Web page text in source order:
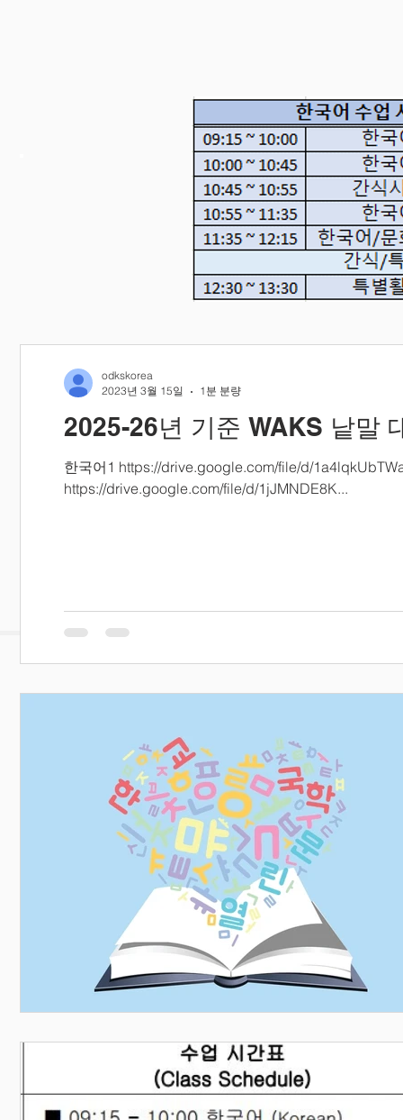
2025-26년 기준 WAKS 낱말
한국어1 https://drive.google.com/file/d/
https://drive.google.com/file/d/1jJMNDE8K...
odkskorea
2023년 3월 15일
1분 분량